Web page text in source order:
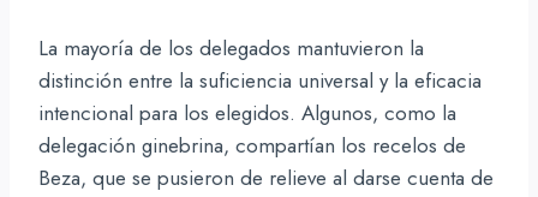
La mayoría de los delegados mantuvieron la
distinción entre la suficiencia universal y la eficacia
intencional para los elegidos. Algunos, como la
delegación ginebrina, compartían los recelos de
Beza, que se pusieron de relieve al darse cuenta de